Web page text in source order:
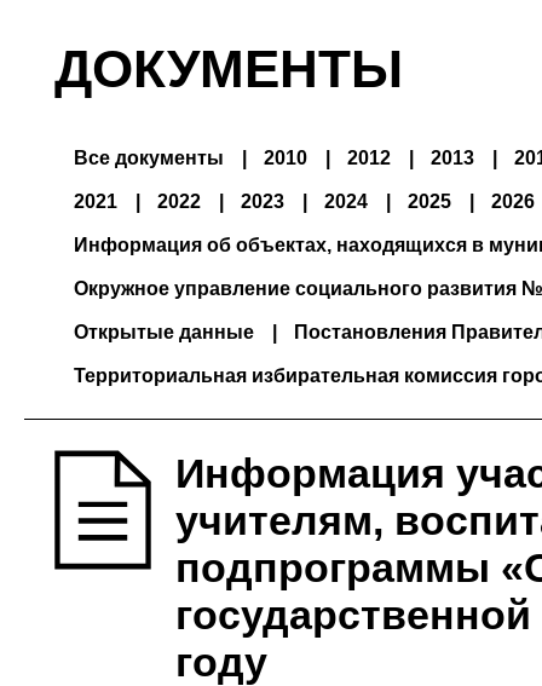
ДОКУМЕНТЫ
Все документы 2010 2012 2013
2021 2022 2023 2024 2025 2026
Информация об объектах, находящихся в
Окружное управление социального развития
Открытые данные Постановления
Территориальная избирательная комиссия
Информация
учителям,
подпрограммы
году